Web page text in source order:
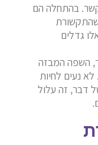
בהתחלה הם
גדלים
השפה המבזה
נעים לחיות
דבר, זה עלול